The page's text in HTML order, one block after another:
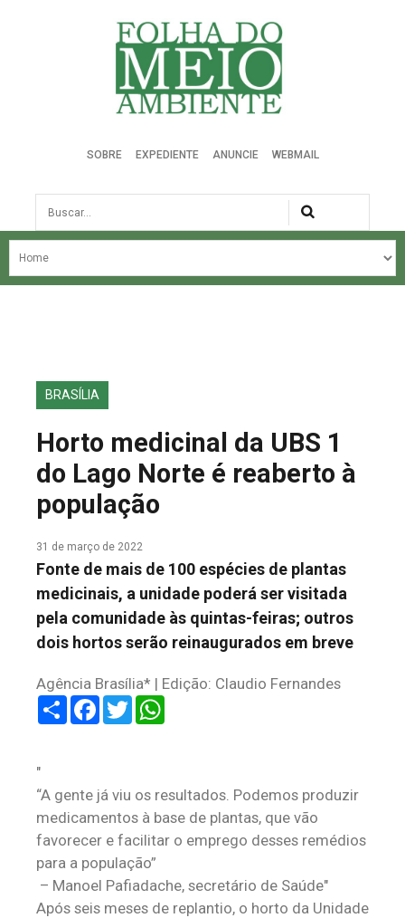
Folha do Meio Ambiente
SOBRE EXPEDIENTE ANUNCIE WEBMAIL
Busca
NOSSA HISTÓRIA
EDIÇÕES ANTERIORES
FALE CONOSCO
BRASÍLIA
Horto medicinal da UBS 1
do Lago Norte é reaberto à
população
31 de março de 2022
Fonte de mais de 100 espécies de plantas
medicinais, a unidade poderá ser visitada
pela comunidade às quintas-feiras; outros
dois hortos serão reinaugurados em breve
Agência Brasília* | Edição: Claudio Fernandes
ShareFacebook
Twitter
“A gente já viu os resultados. Podemos produzir
medicamentos à base de plantas, que vão
favorecer e facilitar o emprego desses remédios
para a população”
– Manoel Pafiadache, secretário de Saúde
Após seis meses de replantio, o horto da Unidade